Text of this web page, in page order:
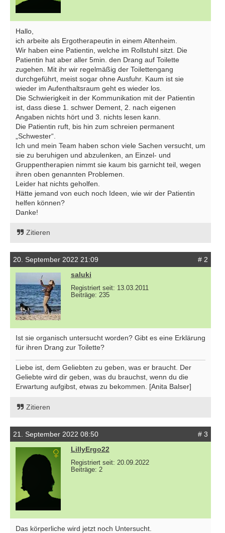
Hallo,
ich arbeite als Ergotherapeutin in einem Altenheim.
Wir haben eine Patientin, welche im Rollstuhl sitzt. Die
Patientin hat aber aller 5min. den Drang auf Toilette
zugehen. Mit ihr wir regelmäßig der Toilettengang
durchgeführt, meist sogar ohne Ausfuhr. Kaum ist sie
wieder im Aufenthaltsraum geht es wieder los.
Die Schwierigkeit in der Kommunikation mit der Patientin
ist, dass diese 1. schwer Dement, 2. nach eigenen
Angaben nichts hört und 3. nichts lesen kann.
Die Patientin ruft, bis hin zum schreien permanent
„Schwester“.
Ich und mein Team haben schon viele Sachen versucht, um
sie zu beruhigen und abzulenken, an Einzel- und
Gruppentherapien nimmt sie kaum bis garnicht teil, wegen
ihren oben genannten Problemen.
Leider hat nichts geholfen.
Hätte jemand von euch noch Ideen, wie wir der Patientin
helfen können?
Danke!
Zitieren
20. September 2022 21:09
# 2
saluki
Registriert seit: 13.03.2011
Beiträge: 235
Ist sie organisch untersucht worden? Gibt es eine Erklärung
für ihren Drang zur Toilette?
Liebe ist, dem Geliebten zu geben, was er braucht. Der
Geliebte wird dir geben, was du brauchst, wenn du die
Erwartung aufgibst, etwas zu bekommen. [Anita Balser]
Zitieren
21. September 2022 08:50
# 3
LillyErgo22
Registriert seit: 20.09.2022
Beiträge: 2
Das körperliche wird jetzt noch Untersucht.